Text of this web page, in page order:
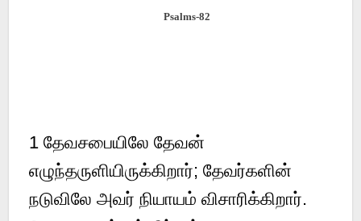
Psalms-82
1தேவசபையிலே தேவன்
எழுந்தருளியிருக்கிறார்; தேவர்களின்
நடுவிலே அவர் நியாயம் விசாரிக்கிறார்.